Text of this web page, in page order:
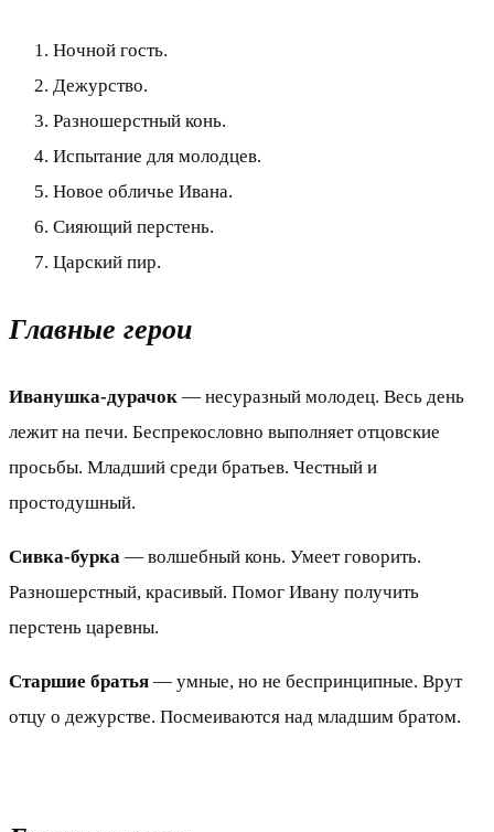
Ночной гость.
Дежурство.
Разношерстный конь.
Испытание для молодцев.
Новое обличье Ивана.
Сияющий перстень.
Царский пир.
Главные герои
Иванушка-дурачок — несуразный молодец. Весь день
лежит на печи. Беспрекословно выполняет отцовские
просьбы. Младший среди братьев. Честный и
простодушный.
Сивка-бурка — волшебный конь. Умеет говорить.
Разношерстный, красивый. Помог Ивану получить
перстень царевны.
Старшие братья — умные, но не беспринципные. Врут
отцу о дежурстве. Посмеиваются над младшим братом.